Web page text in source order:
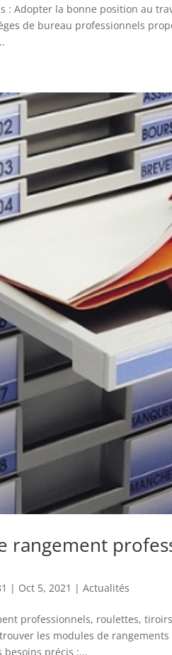
: Adopter la bonne position au
de bureau professionnels
rangement
| Oct 5, 2021 |Actualités
professionnels, roulettes,
les modules de
besoins précis :...